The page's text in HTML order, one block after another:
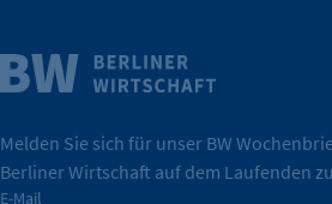
tatsächlich unterstützt.
Wirtschaft.
Weitere Infos
Melden Sie sich für unser BW
Berliner Wirtschaft auf dem Laufenden
E-Mail